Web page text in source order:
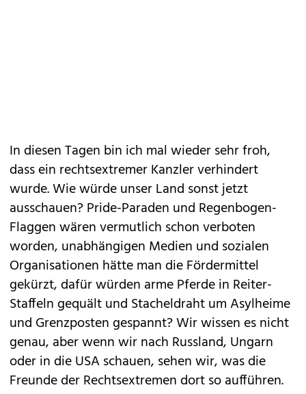
In diesen Tagen bin ich mal wieder sehr froh,
dass ein rechtsextremer Kanzler verhindert
wurde. Wie würde unser Land sonst jetzt
ausschauen? Pride-Paraden und Regenbogen-
Flaggen wären vermutlich schon verboten
worden, unabhängigen Medien und sozialen
Organisationen hätte man die Fördermittel
gekürzt, dafür würden arme Pferde in Reiter-
Staffeln gequält und Stacheldraht um Asylheime
und Grenzposten gespannt? Wir wissen es nicht
genau, aber wenn wir nach Russland, Ungarn
oder in die USA schauen, sehen wir, was die
Freunde der Rechtsextremen dort so aufführen.